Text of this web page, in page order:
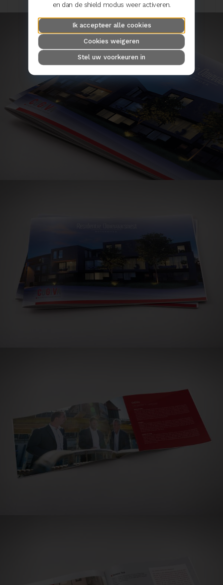
en dan de shield modus weer activeren.
Ik accepteer alle cookies
Cookies weigeren
Stel uw voorkeuren in